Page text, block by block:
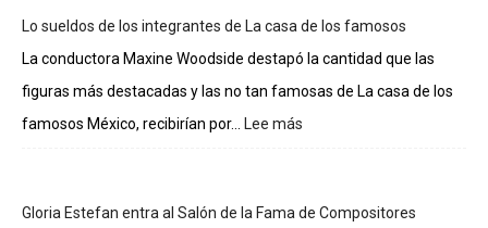
Lo sueldos de los integrantes de La casa de los famosos
La conductora Maxine Woodside destapó la cantidad que las
figuras más destacadas y las no tan famosas de La casa de los
famosos México, recibirían por...
Lee más
los
Gloria Estefan entra al Salón de la Fama de Compositores